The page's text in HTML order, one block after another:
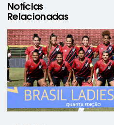
Notícias
Relacionadas